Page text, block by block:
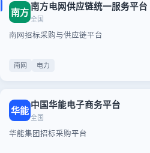
南方南方电网供应链统一服务平台
全国
南网招标采购与供应链平台
南网 电力
华能 中国华能电子商务平台
全国
华能集团招标采购平台